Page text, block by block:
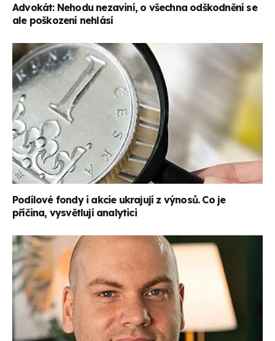
Advokát: Nehodu nezaviní, o všechna odškodnění se
ale poškození nehlásí
Podílové fondy i akcie ukrajují z výnosů. Co je
příčina, vysvětlují analytici